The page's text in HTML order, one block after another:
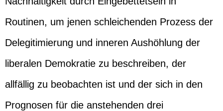
Routinen, um jenen schleichenden Prozess der
Delegitimierung und inneren Aushöhlung der
liberalen Demokratie zu beschreiben, der
allfällig zu beobachten ist und der sich in den
Prognosen für die anstehenden drei